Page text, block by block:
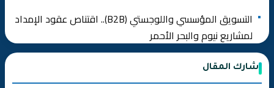
التسويق المؤسسي واللوجستي (B2B).. اقتناص عقود الإمداد
لمشاريع نيوم والبحر الأحمر
التجارة الإلكترونية.. تصدير “الكنوز الزراعية والورد التبوكي”
لأسواق الخليج
شارك المقال